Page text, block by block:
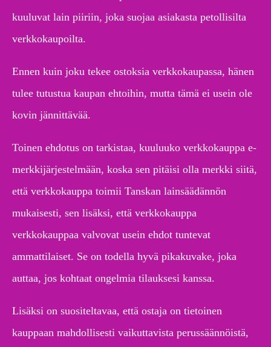
kuuluvat lain piiriin, joka suojaa asiakasta petollisilta
verkkokaupoilta.
Ennen kuin joku tekee ostoksia verkkokaupassa, hänen
tulee tutustua kaupan ehtoihin, mutta tämä ei usein ole
kovin jännittävää.
Toinen ehdotus on tarkistaa, kuuluuko verkkokauppa e-
merkkijärjestelmään, koska sen pitäisi olla merkki siitä,
että verkkokauppa toimii Tanskan lainsäädännön
mukaisesti, sen lisäksi, että verkkokauppa
verkkokauppaa valvovat usein ehdot tuntevat
ammattilaiset. Se on todella hyvä pikakuvake, joka
auttaa, jos kohtaat ongelmia tilauksesi kanssa.
Lisäksi on suositeltavaa, että ostaja on tietoinen
kauppaan mahdollisesti vaikuttavista perussäännöistä,